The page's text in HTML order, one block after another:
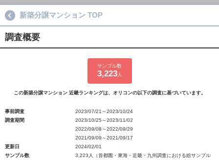
新築分譲マンション TOP
調査概要
サンプル数
3,223人
この新築分譲マンション 近畿ランキングは、オリコンの以下の調査に基づいています。
事前調査
2023/07/21～2023/10/24
調査期間
2023/10/25～2023/11/02
2022/09/08～2022/09/29
2021/09/09～2021/09/17
更新日
2024/02/01
サンプル数
3,223人（首都圏・東海・近畿・九州調査における総サンプル